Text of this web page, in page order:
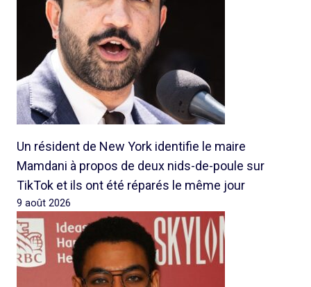
Un résident de New York identifie le maire
Mamdani à propos de deux nids-de-poule sur
TikTok et ils ont été réparés le même jour
9 août 2026